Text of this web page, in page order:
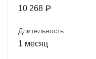
10 268 ₽
Длительность
1 месяц